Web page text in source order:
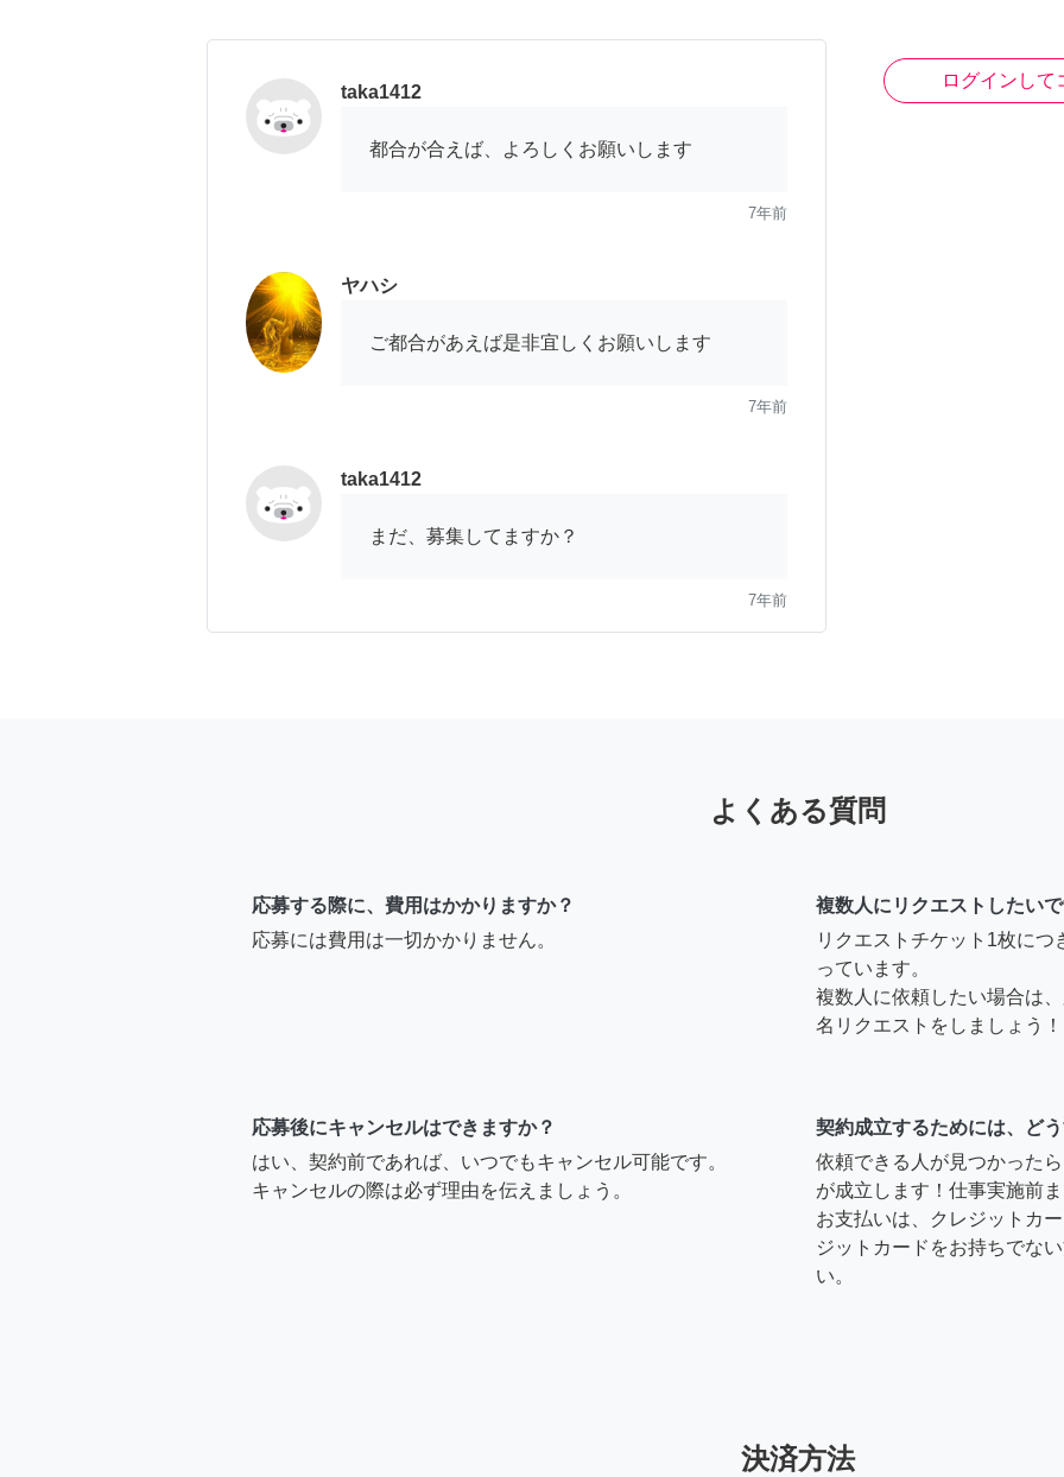
taka1412
都合が合えば、よろしくお願いします
7年前
ヤハシ
ご都合があえば是非宜しくお願いします
7年前
taka1412
まだ、募集してますか？
7年前
や場所等のご連絡下さればやらさせて頂きま
まだ応募していますでしょうか？
ログインして
よくある質問
応募する際に、費用はかかりますか？
応募には費用は一切かかりません。
複数人にリクエストしたいで
リクエストチケット1枚に
っています。
複数人に依頼したい場合は
名リクエストをしましょう！
応募後にキャンセルはできますか？
はい、契約前であれば、いつでもキャンセル可能です。
キャンセルの際は必ず理由を伝えましょう。
契約成立するためには、ど
依頼できる人が見つかった
が成立します！仕事実施前
お支払いは、クレジットカ
ジットカードをお持ちでな
い。
決済方法